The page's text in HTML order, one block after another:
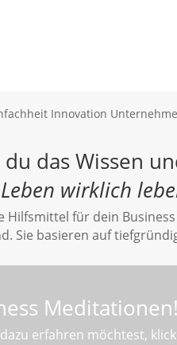
das Wissen
wirklich
für dein
Sie basieren auf
Meditationen!
erfahren möchtest,